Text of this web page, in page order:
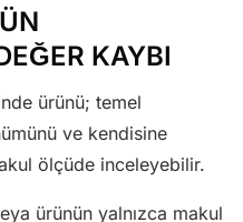
KAYBI
ürünü; temel
ve kendisine
ölçüde inceleyebilir.
ürünün yalnızca makul